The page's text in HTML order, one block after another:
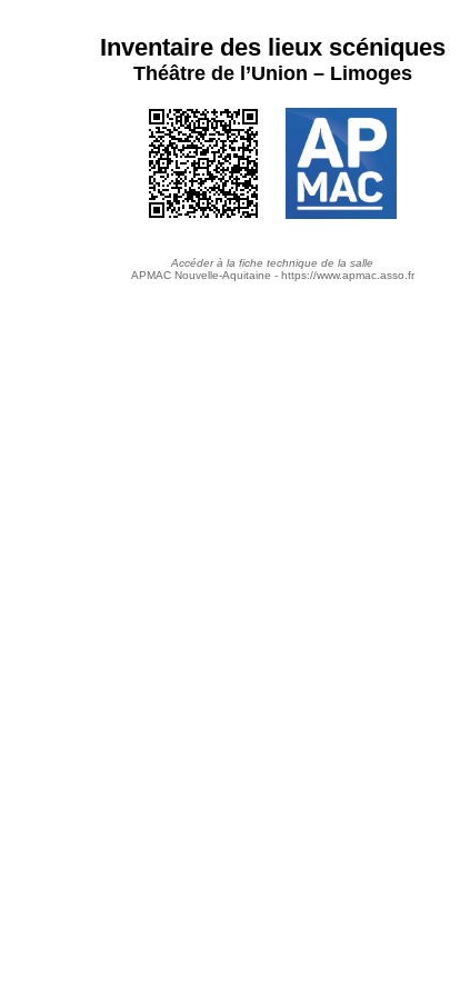
Inventaire des lieux scéniques
Théâtre de l’Union – Limoges
Accéder à la fiche technique de la salle
APMAC Nouvelle-Aquitaine - https://www.apmac.asso.fr